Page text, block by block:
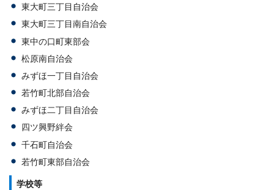
東大町三丁目自治会
東大町三丁目南自治会
東中の口町東部会
松原南自治会
みずほ一丁目自治会
若竹町北部自治会
みずほ二丁目自治会
四ツ興野絆会
千石町自治会
若竹町東部自治会
学校等